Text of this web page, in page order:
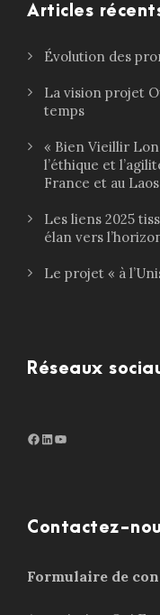
Articles
Évolution des
La vision projet
temps
« Bien Vieillir
l’éthique et
France et au
Les liens 2025
élan vers
Le projet « à
Réseaux
Facebook LinkedIn http://www.youtube.com/@ouiensemble3932
Contactez-
Formulaire de